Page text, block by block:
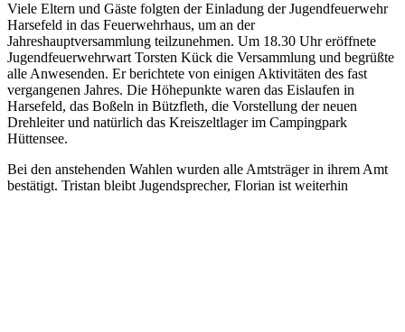
Viele Eltern und Gäste folgten der Einladung der Jugendfeuerwehr
Harsefeld in das Feuerwehrhaus, um an der
Jahreshauptversammlung teilzunehmen. Um 18.30 Uhr eröffnete
Jugendfeuerwehrwart Torsten Kück die Versammlung und begrüßte
alle Anwesenden. Er berichtete von einigen Aktivitäten des fast
vergangenen Jahres. Die Höhepunkte waren das Eislaufen in
Harsefeld, das Boßeln in Bützfleth, die Vorstellung der neuen
Drehleiter und natürlich das Kreiszeltlager im Campingpark
Hüttensee.
Bei den anstehenden Wahlen wurden alle Amtsträger in ihrem Amt
bestätigt. Tristan bleibt Jugendsprecher, Florian ist weiterhin